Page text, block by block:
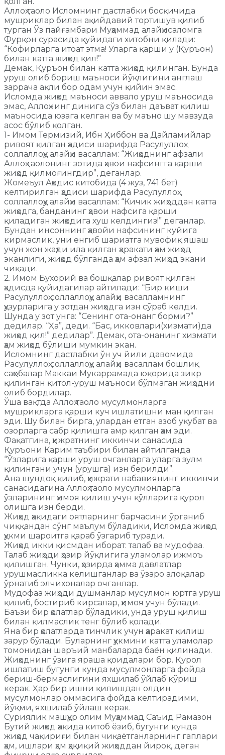
Аллоҳ таоло Исломнинг дастлабки босқичида
мушриклар билан ақийдавий тортишув қилиб
турган Ўз пайғамбари Муҳаммад алайҳисаломга
Фурқон сурасида қуйидаги хитобни қилади:
“Кофирларга итоат этма! Уларга қарши у (Қуръон)
билан катта жиҳод қил!”
Демак, Қуръон билан катта жиҳод қилинган. Бунда
уруш олиб бориш маъноси йўқлигини англаш
заррача ақли бор одам учун қийин эмас.
Исломда жиҳод маъноси аввало уруш маъносида
эмас, Аллоҳнинг динига сўз билан даъват қилиш
маъносида юзага келган ва бу маъно шу мавзуда
асос бўлиб қолган.
1- Имом Термизий, Ибн Ҳиббон ва Дайламийлар
ривоят қилган ҳадиси шарифда Расулуллоҳ
соллаллоҳу алайҳи васаллам: “Жиҳоднинг афзали
Аллоҳ таолонинг зотида ҳавои нафсингга қарши
жиҳод қилмоғингдир”, деганлар.
Жомеъул Аҳодис китобида (4 жуз, 741 бет)
келтирилган ҳадиси шарифда Расулуллоҳ
соллаллоҳу алайҳи васаллам: “Кичик жиҳоддан катта
жиҳодга, банданинг ҳавои нафсига қарши
қиладиган жиҳодига хуш келдингиз!” деганлар.
Бундан инсоннинг ҳавойи нафсининг куйига
кирмаслик, уни енгиб шариатга мувофиқ яшаш
учун жон жаҳди ила қилган ҳаракати ҳам жиҳод
эканлиги, жиҳод бўлганда ҳам афзал жиҳод экани
чиқади.
2. Имом Бухорий ва бошқалар ривоят қилган
ҳадисда қуйидагилар айтилади: “Бир киши
Расулуллоҳ соллаллоҳу алайҳи васалламнинг
ҳузурларига у зотдан жиҳодга изн сўраб келди.
Шунда у зот унга: “Сенинг ота-онанг борми?”
дедилар. “Ҳа”, деди. “Бас, икковлари(хизмати)да
жиҳод қил!” дедилар”. Демак, ота-онанинг хизмати
ҳам жиҳод бўлиши мумкин экан.
Исломнинг дастлабки ўн уч йили давомида
Расулуллоҳ соллаллоҳу алайҳи васаллам бошлиқ
саҳобалар Маккаи Мукаррамада юқорида зикр
қилинган қитол-уруш маъноси бўлмаган жиҳодни
олиб бордилар.
Ўша вақтда Аллоҳ таоло мусулмонларга
мушрикларга қарши куч ишлатишни ман қилган
эди. Шу билан бирга, улардан етган азоб уқубат ва
озорларга сабр қилишга амр қилган ҳам эди.
Фақатгина, ҳижратнинг иккинчи санасида
Қуръони Карим таъбири билан айтилганда
“Ўзларига қарши уруш очганларга уларга зулм
қилингани учун (урушга) изн берилди”.
Ана шундоқ қилиб, ҳижрати набавиянинг иккинчи
санасидагина Аллоҳ таоло мусулмонларга
ўзларининг ҳимоя қилиш учун қўлларига қурол
олишга изн берди.
Жиҳод ҳақидаги оятларнинг барчасини ўрганиб
чиққандан сўнг маълум бўладики, Исломда жиҳод
ҳукми шароитга қараб ўзгариб туради.
Жиҳод икки қисмдан иборат: талаб ва мудофаа.
Талаб жиҳоди ҳозир йўқлигига уламолар ижмоъ
қилишган. Чунки, ҳозирда ҳамма давлатлар
урушмасликка келишганлар ва ўзаро алоқалар
ўрнатиб элчихоналар очганлар.
Мудофаа жиҳоди душманлар мусулмон юртга уруш
қилиб, бостириб кирсалар, ҳимоя учун бўлади.
Баъзи бир ҳолатлар бўладики, унда уруш қилиш
билан қилмаслик тенг бўлиб қолади.
Яна бир ҳолатларда тинчлик учун ҳаракат қилиш
зарур бўлади. Буларнинг ҳукмини катта уламолар
томонидан шаръий манбаларда баён қилинади.
Жиҳоднинг ўзига яраша қоидалари бор. Қурол
ишлатиш бугунги кунда мусулмонларга фойда
бериш-бермаслигини яхшилаб ўйлаб кўриш
керак. Ҳар бир ишни қилишдан олдин
мусулмонлар оммасига фойда келтирадими,
йўқми, яхшилаб ўйлаш керак.
Суриялик машҳур олим Муҳаммад Саъид Рамазон
Бутий жиҳод ҳақида китоб ёзиб, бугунги кунда
жиҳод чақириғи билан чиқаётганларнинг гаплари
ҳам, ишлари ҳам ҳақиқий жиҳоддан йироқ, деган